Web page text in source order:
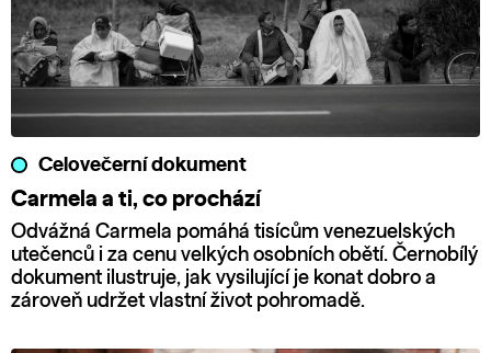
Celovečerní dokument
Carmela a ti, co prochází
Odvážná Carmela pomáhá tisícům venezuelských
utečenců i za cenu velkých osobních obětí. Černobílý
dokument ilustruje, jak vysilující je konat dobro a
zároveň udržet vlastní život pohromadě.